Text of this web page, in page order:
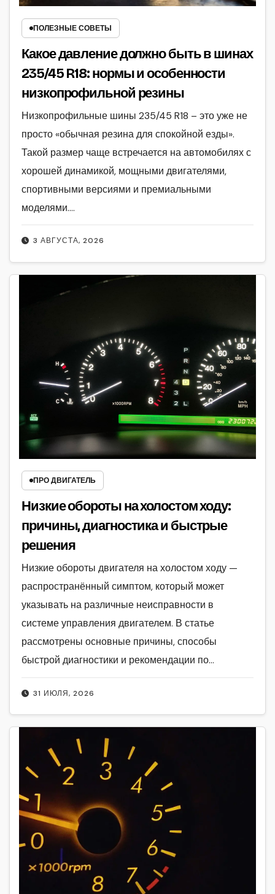
ПОЛЕЗНЫЕ СОВЕТЫ
Какое давление должно быть в шинах
235/45 R18: нормы и особенности
низкопрофильной резины
3 АВГУСТА, 2026
Низкопрофильные шины 235/45 R18 – это уже не
просто «обычная резина для спокойной езды».
Такой размер чаще встречается на автомобилях с
хорошей динамикой, мощными двигателями,
спортивными версиями и премиальными
моделями.…
ПРО ДВИГАТЕЛЬ
Низкие обороты на холостом ходу:
причины, диагностика и быстрые
решения
31 ИЮЛЯ, 2026
Низкие обороты двигателя на холостом ходу —
распространённый симптом, который может
указывать на различные неисправности в
системе управления двигателем. В статье
рассмотрены основные причины, способы
быстрой диагностики и рекомендации по…